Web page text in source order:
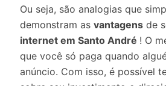
Ou seja, são analogias que
demonstram as vantagens de
internet em Santo André ! O
que você só paga quando
anúncio. Com isso, é possível